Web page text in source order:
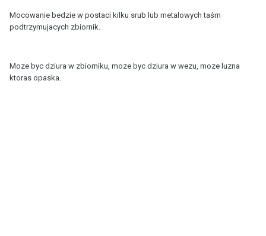
Mocowanie bedzie w postaci kilku srub lub metalowych taśm
podtrzymujacych zbiornik.
Moze byc dziura w zbiorniku, moze byc dziura w wezu, moze luzna
ktoras opaska.